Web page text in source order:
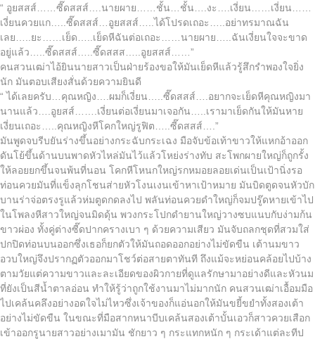
“ อูยสสส์……ซี๊ดสสส์….นายผาย……ชั้น…ชั้น….งะ….เงี่ยน……เงี่ยน……
เงี่ยนควยแก…..ซี๊ดสสส์…อูยสสส์…..ได้โปรดเถอะ…..อย่าทรมาณฉัน
เลย…..ยะ……เย็ด…..เย็ดหีฉันต่อเถอะ……นายผาย…..ฉันเงี่ยนใจจะขาด
อยู่แล้ว…..ซี๊ดสสส์…..ซี๊ดสสส…..อูยสสส์……”
คนสวนเฒ่าไอ้ยินนายสาวเป็นฝ่ายร้องขอให้มันเย็ดหีแล้วรู้สึกรำพองใจยิ่ง
นัก มันตอบเสียงสั่นด้วยความยินดี
“ ได้เลยครับ…คุณหญิง….ผมก็เงี่ยน…..ซี๊ดสสส์….อยากจะเย็ดหีคุณหญิงมา
นานแล้ว….อูยสส์…….เงี่ยนต่อเงี่ยนมาเจอกัน…..เรามาเย็ดกันให้มันหาย
เงี่ยนเถอะ…..คุณหญิงหีโคกใหญ่รูฟิต…..ซี๊ดสสส์….”
มันพูดจบรีบยันร่างขึ้นอย่างกระฉับกระเฉง มือจับข้อเท้าขาวให้แหกอ้าออก
ดันโย้ขึ้นด้านบนพาดหัวไหล่มันไว้แล้วโหย่งร่างทับ สะโพกผายใหญ่ก็ถูกรั้ง
ให้ลอยยกขึ้นจนพ้นที่นอน โคกหีโหนกใหญ่รกหมอยลอยเด่นเป็นเป้านิ่งรอ
ท่อนควยมันที่แข็งลุกโชนส่ายหัวโงนเงนเข้าหาเป้าหมาย มันบิดตูดจนหัวบัก
บานร่าจ่อตรงรูแล้วห่มตูดกดลงไป พลันท่อนควยดำใหญ่ก็จมปรู๊ดหายเข้าไป
ในโพลงหีสาวใหญ่จนมิดดุ้น พวงกระโปกดำยานใหญ่วางซบแนบกับง่ามก้น
ขาวผ่อง ทั้งคู่ต่างซี๊ดปากครางเบา ๆ ด้วยความเสียว มันจับถลกชุดที่สวมใส่
ปกปิดท่อนบนออกซึ่งเธอก็ยกตัวให้มันถอดออกอย่างไม่ขัดขืน เต้านมขาว
อวบใหญ่จึงปรากฏตัวออกมาโชว์ต่อสายตาทันที ถึงแม้จะหย่อนคล้อยไปบ้าง
ตามวัยแต่ความขาวและละเอียดของผิวกายที่ดูแลรักษามาอย่างดีและหัวนม
ที่ยังเป็นสีน้ำตาลอ่อน ทำให้รู้ว่าถูกใช้งานมาไม่มากนัก คนสวนเฒ่าเอื้อมมือ
ไปเคล้นคลึงอย่างอดใจไม่ไหวซึ่งเจ้าของก็แอ่นอกให้มันขยี้ขยำทั้งสองเต้า
อย่างไม่ขัดขืน ในขณะที่มือสากหนาบีบเคล้นสองเต้าบั้นเอวก็สาวควยเสือก
เข้าออกรูนายสาวอย่างเมามัน ชักยาว ๆ กระแทกหนัก ๆ กระเด้าแต่ละทีป